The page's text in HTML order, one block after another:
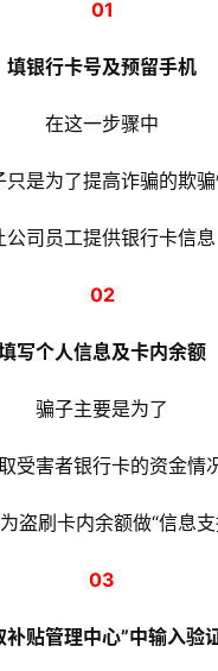
01
填银行卡号及预留手机
在这一步骤中
只是为了提高诈骗的欺
公司员工提供银行卡信息
02
写个人信息及卡内余额
骗子主要是为了
受害者银行卡的资金情
盗刷卡内余额做“信息支
03
补贴管理中心”中输入验